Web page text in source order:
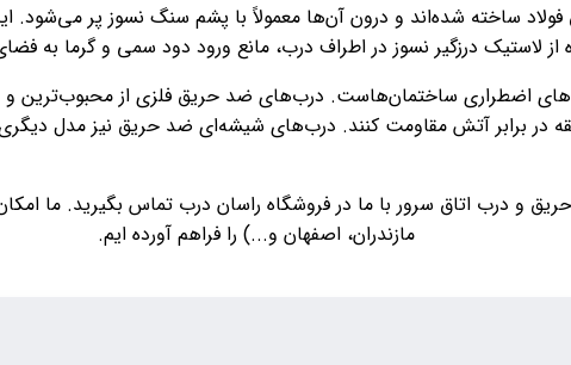
ساخته شده‌اند و درون آن‌ها معمولاً با پشم سنگ نسوز پر می‌شود.
درزگیر نسوز در اطراف درب، مانع ورود دود سمی و گرما به
اضطراری ساختمان‌هاست. درب‌های ضد حریق فلزی از محبوب‌ترین
ساختارشان، می‌توانند بین ۲۰ تا ۹۰ دقیقه در برابر آتش مقاومت کنند. درب‌های شیشه‌ای ضد
و درب اتاق سرور با ما در فروشگاه راسان درب تماس بگیرید. ما
مازندران، اصفهان و...) را فراهم آورده ایم.